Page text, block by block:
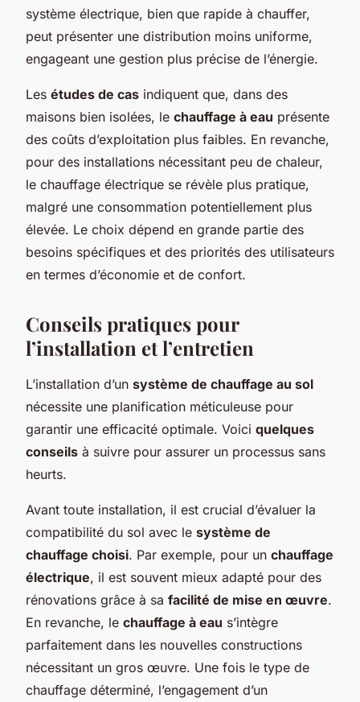
système électrique, bien que rapide à chauffer,
peut présenter une distribution moins uniforme,
engageant une gestion plus précise de l’énergie.
Les études de cas indiquent que, dans des
maisons bien isolées, le chauffage à eau présente
des coûts d’exploitation plus faibles. En revanche,
pour des installations nécessitant peu de chaleur,
le chauffage électrique se révèle plus pratique,
malgré une consommation potentiellement plus
élevée. Le choix dépend en grande partie des
besoins spécifiques et des priorités des utilisateurs
en termes d’économie et de confort.
Conseils pratiques pour
l’installation et l’entretien
L’installation d’un système de chauffage au sol
nécessite une planification méticuleuse pour
garantir une efficacité optimale. Voici quelques
conseils à suivre pour assurer un processus sans
heurts.
Avant toute installation, il est crucial d’évaluer la
compatibilité du sol avec le système de
chauffage choisi. Par exemple, pour un chauffage
électrique, il est souvent mieux adapté pour des
rénovations grâce à sa facilité de mise en œuvre.
En revanche, le chauffage à eau s’intègre
parfaitement dans les nouvelles constructions
nécessitant un gros œuvre. Une fois le type de
chauffage déterminé, l’engagement d’un